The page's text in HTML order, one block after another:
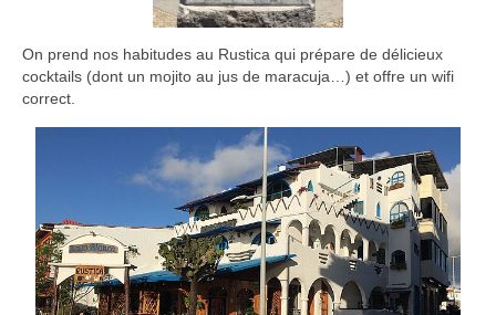
On prend nos habitudes au Rustica qui prépare de délicieux
cocktails (dont un mojito au jus de maracuja…) et offre un wifi
correct.